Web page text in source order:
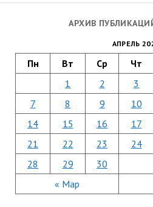
АРХИВ
АПРЕЛЬ
Пн Вт Ср Чт
« Мар
1 2 3
7
8 9 10
14
15 16 17
21
22 23 24
28
29 30